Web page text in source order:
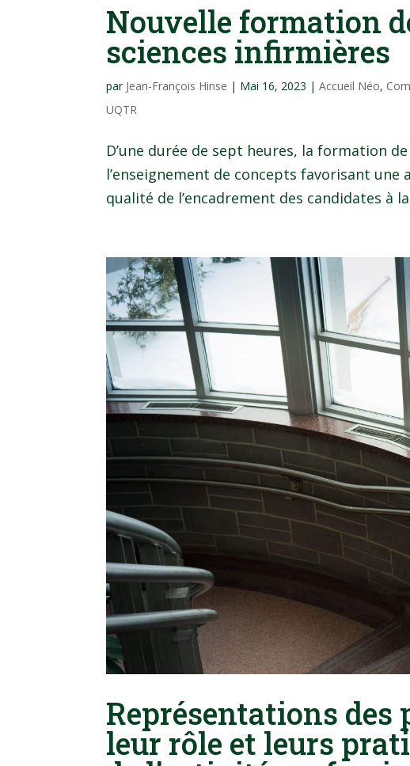
Nouvelle formation
sciences infirmières
par Jean-François Hinse | Mai 16, 2023 |Accueil Néo,
UQTR
D’une durée de sept heures, la formation
l’enseignement de concepts favorisant
qualité de l’encadrement des candidates à
Représentations des
leur rôle et leurs